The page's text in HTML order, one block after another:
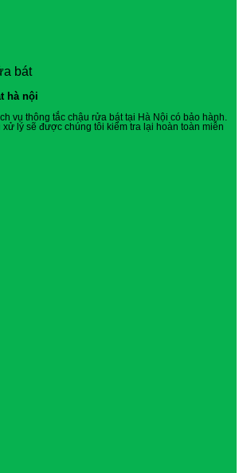
hà nội
vụ thông tắc chậu rửa bát tại Hà Nội có bảo hành.
xử lý sẽ được chúng tôi kiểm tra lại hoàn toàn miễn